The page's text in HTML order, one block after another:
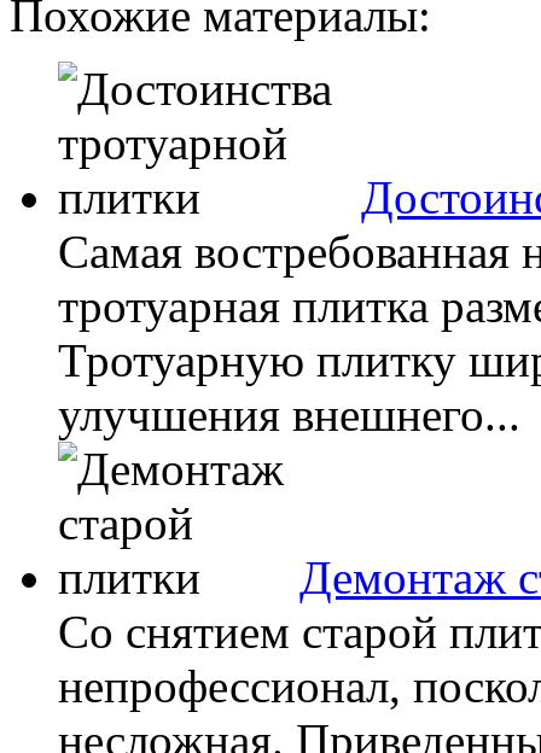
Похожие материалы:
Самая востребованная
тротуарная плитка
Тротуарную плитку
улучшения внешнего...
Демонтаж
Со снятием старой
непрофессионал,
несложная.